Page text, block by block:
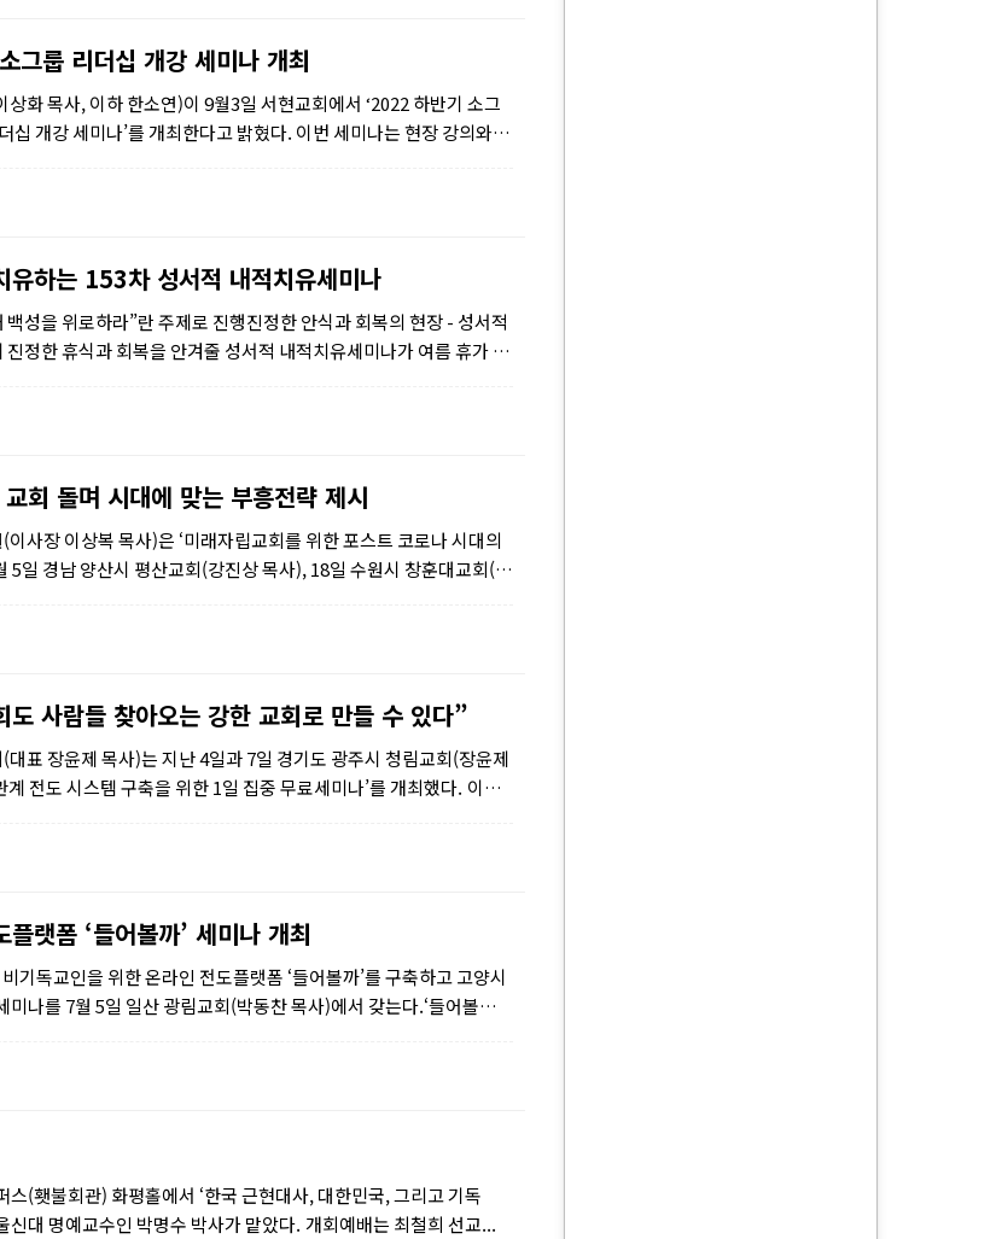
그룹 리더십 개강 세미나 개최
화 목사, 이하 한소연)이 9월3일 서현교회에서 ‘2022 하반기 소그
십 개강 세미나’를 개최한다고 밝혔다. 이번 세미나는 현장 강의와 온
유하는 153차 성서적 내적치유세미나
성을 위로하라”란 주제로 진행진정한 안식과 회복의 현장 - 성서적
정한 휴식과 회복을 안겨줄 성서적 내적치유세미나가 여름 휴가 기
회 돌며 시대에 맞는 부흥전략 제시
사장 이상복 목사)은 ‘미래자립교회를 위한 포스트 코로나 시대의
5일 경남 양산시 평산교회(강진상 목사), 18일 수원시 창훈대교회(이
사람들 찾아오는 강한 교회로 만들 수 있다”
표 장윤제 목사)는 지난 4일과 7일 경기도 광주시 청림교회(장윤제
계 전도 시스템 구축을 위한 1일 집중 무료세미나’를 개최했다. 이날
랫폼 ‘들어볼까’ 세미나 개최
기독교인을 위한 온라인 전도플랫폼 ‘들어볼까’를 구축하고 고양시
나를 7월 5일 일산 광림교회(박동찬 목사)에서 갖는다.‘들어볼까’
(횃불회관) 화평홀에서 ‘한국 근현대사, 대한민국, 그리고 기독
대 명예교수인 박명수 박사가 맡았다. 개회예배는 최철희 선교...